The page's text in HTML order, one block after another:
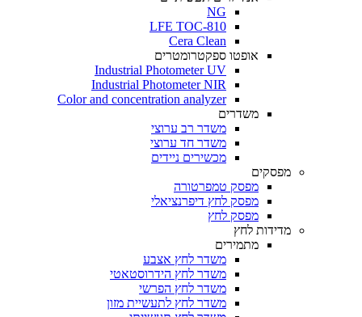
NG
LFE TOC-810
Cera Clean​
אופטו ספקטרומטרים
Industrial Photometer UV
Industrial Photometer NIR
Color and concentration analyzer
משדרים
משדר רב ערוצי
משדר חד ערוצי
מכשירים ניידים
מפסקים
מפסק טמפרטורה
מפסק לחץ דיפרנציאלי
מפסק לחץ
מדידות לחץ
מתמירים
משדר לחץ אצבע
משדר לחץ הידרוסטאטי
משדר לחץ הפרשי
משדר לחץ לתעשיית מזון